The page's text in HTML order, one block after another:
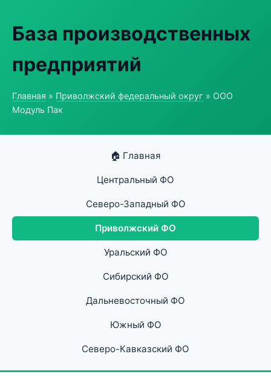
База производственных
предприятий
Главная » Приволжский федеральный округ » ООО
Модуль Пак
🏠 Главная
Центральный ФО
Северо-Западный ФО
Приволжский ФО
Уральский ФО
Сибирский ФО
Дальневосточный ФО
Южный ФО
Северо-Кавказский ФО